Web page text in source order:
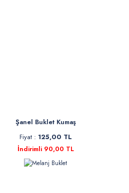
Şanel Buklet Kumaş
Fiyat : 125,00 TL
İndirimli 90,00 TL